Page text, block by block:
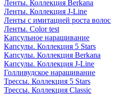
Ленты. Коллекция Berkana
Ленты. Коллекция J-Line
Ленты с имитацией роста волос
Ленты. Color test
Капсульное наращивание
Капсулы. Коллекция 5 Stars
Капсулы. Коллекция Berkana
Капсулы. Коллекция J-Line
Голливудское наращивание
Трессы. Коллекция 5 Stars
Трессы. Коллекция Classic